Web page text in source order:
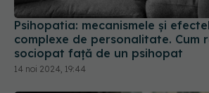
Psihopatia: mecanismele și
complexe de personalitate. Cum
sociopat față de un psihopat
14 noi 2024, 19:44